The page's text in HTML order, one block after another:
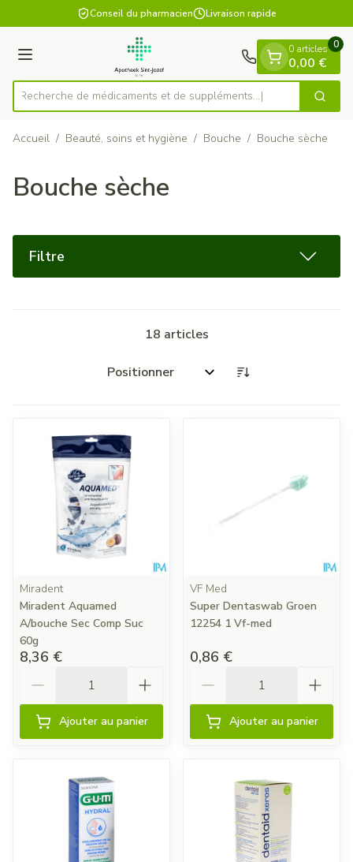
Aller au contenu
1 de 1Conseil du pharmacien Livraison rapide
Menu
Rechercher
Recherche de médicaments et de suppléments...
0 articles
0,00 €
0
Accueil / Beauté, soins et hygiène / Bouche / Bouche sèche
Bouche sèche
Filtre
18 articles
Trier par:
Miradent
Miradent Aquamed
A/bouche Sec Comp Suc
60g
8,36 €
Ajouter au panier
VF Med
Super Dentaswab Groen
12254 1 Vf-med
0,86 €
Ajouter au panier